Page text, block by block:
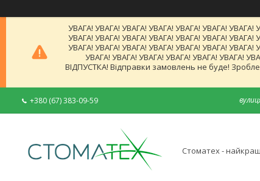
УВАГА! УВАГА! УВАГА! УВАГА! УВАГА! УВАГА! УВАГА!
УВАГА! УВАГА! УВАГА! УВАГА! УВАГА! УВАГА! УВАГА!
УВАГА! УВАГА! УВАГА! УВАГА! УВАГА! УВАГА! УВАГА!
УВАГА! УВАГА! УВАГА! УВАГА! УВАГА! УВАГА!
ВІДПУСТКА! Відправки замовлень не буде!
+380 (67) 383-09-59
Стоматех -